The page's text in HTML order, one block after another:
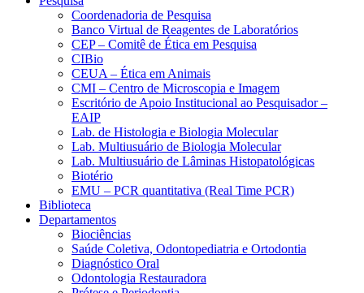
Coordenadoria de Pesquisa
Banco Virtual de Reagentes de Laboratórios
CEP – Comitê de Ética em Pesquisa
CIBio
CEUA – Ética em Animais
CMI – Centro de Microscopia e Imagem
Escritório de Apoio Institucional ao Pesquisador –
EAIP
Lab. de Histologia e Biologia Molecular
Lab. Multiusuário de Biologia Molecular
Lab. Multiusuário de Lâminas Histopatológicas
Biotério
EMU – PCR quantitativa (Real Time PCR)
Biblioteca
Departamentos
Biociências
Saúde Coletiva, Odontopediatria e Ortodontia
Diagnóstico Oral
Odontologia Restauradora